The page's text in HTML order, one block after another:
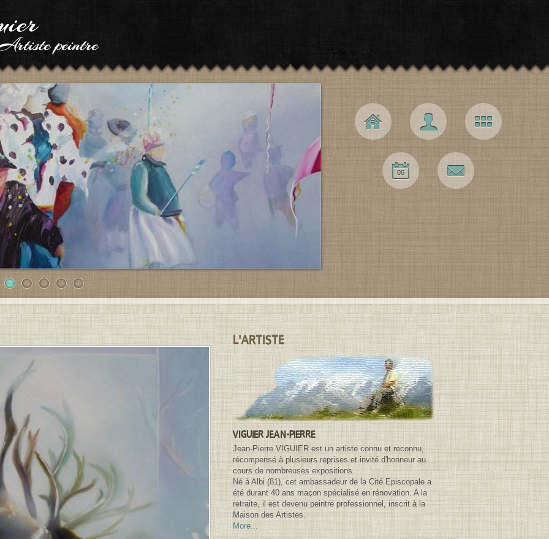
1 2 3 4 5
Navigation principale
Accueil L’artiste Galerie
06
Expos Contact
L'ARTISTE
VIGUIER JEAN-PIERRE
Jean-Pierre VIGUIER est un artiste connu et reconnu,
récompensé à plusieurs reprises et invité d'honneur au
cours de nombreuses expositions.
Né à Albi (81), cet ambassadeur de la Cité Episcopale a
été durant 40 ans maçon spécialisé en rénovation. A la
retraite, il est devenu peintre professionnel, inscrit à la
Maison des Artistes.
More...